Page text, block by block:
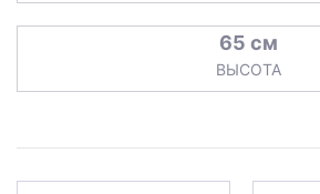
65 см
ВЫСОТА